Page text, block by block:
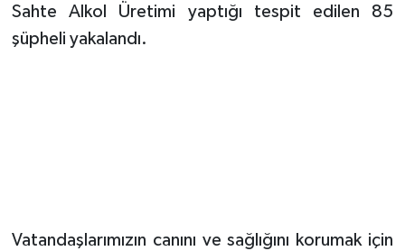
Sahte Alkol Üretimi yaptığı tespit edilen 85
şüpheli yakalandı.
Vatandaşlarımızın canını ve sağlığını korumak için